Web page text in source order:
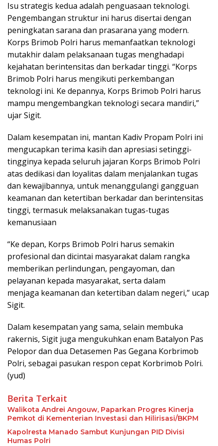
Isu strategis kedua adalah penguasaan teknologi.
Pengembangan struktur ini harus disertai dengan
peningkatan sarana dan prasarana yang modern.
Korps Brimob Polri harus memanfaatkan teknologi
mutakhir dalam pelaksanaan tugas menghadapi
kejahatan berintensitas dan berkadar tinggi. “Korps
Brimob Polri harus mengikuti perkembangan
teknologi ini. Ke depannya, Korps Brimob Polri harus
mampu mengembangkan teknologi secara mandiri,”
ujar Sigit.
Dalam kesempatan ini, mantan Kadiv Propam Polri ini
mengucapkan terima kasih dan apresiasi setinggi-
tingginya kepada seluruh jajaran Korps Brimob Polri
atas dedikasi dan loyalitas dalam menjalankan tugas
dan kewajibannya, untuk menanggulangi gangguan
keamanan dan ketertiban berkadar dan berintensitas
tinggi, termasuk melaksanakan tugas-tugas
kemanusiaan
“Ke depan, Korps Brimob Polri harus semakin
profesional dan dicintai masyarakat dalam rangka
memberikan perlindungan, pengayoman, dan
pelayanan kepada masyarakat, serta dalam
menjaga keamanan dan ketertiban dalam negeri,” ucap
Sigit.
Dalam kesempatan yang sama, selain membuka
rakernis, Sigit juga mengukuhkan enam Batalyon Pas
Pelopor dan dua Detasemen Pas Gegana Korbrimob
Polri, sebagai pasukan respon cepat Korbrimob Polri.
(yud)
Berita Terkait
Walikota Andrei Angouw, Paparkan Progres Kinerja
Pemkot di Kementerian Investasi dan Hilirisasi/BKPM
Kapolresta Manado Sambut Kunjungan PID Divisi
Humas Polri